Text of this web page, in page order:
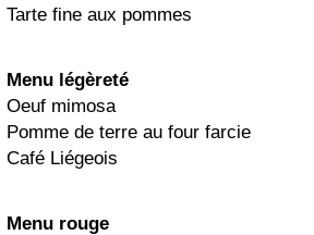
Tarte fine aux pommes
Menu légèreté
Oeuf mimosa
Pomme de terre au four farcie
Café Liégeois
Menu rouge